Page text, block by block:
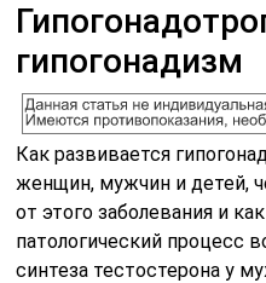
гипогонадизм
Как развивается
женщин, мужчин и детей,
от этого заболевания и
патологический процесс
синтеза тестостерона у